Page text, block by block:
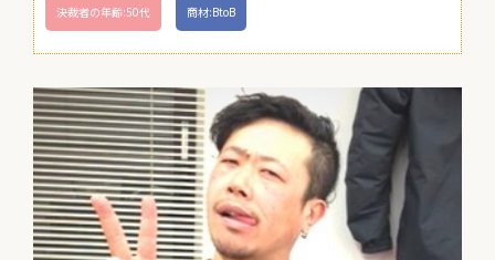
決裁者の年齢:50代 商材:BtoB